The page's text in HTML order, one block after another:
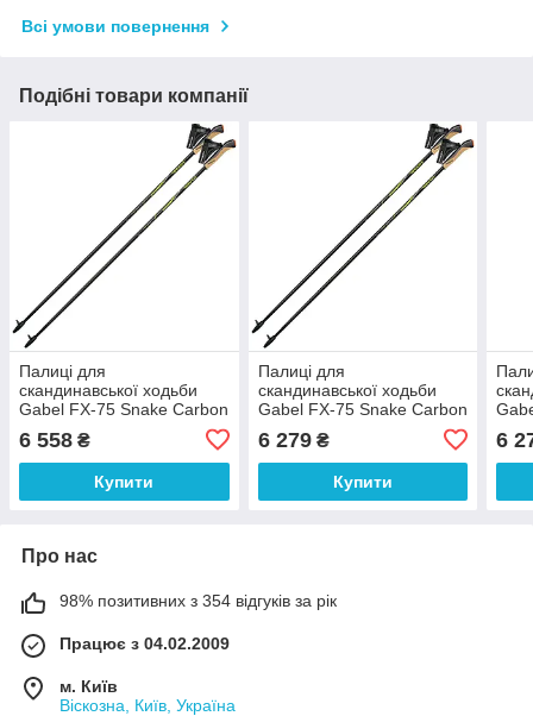
Всі умови повернення
Подібні товари компанії
Палиці для
скандинавської ходьби
Gabel FX-75 Snake Carbon
(7009351011050)
6 558 ₴
Купити
Палиці для
скандинавської ходьби
Gabel FX-75 Snake Carbon
(7009351011200)
6 279₴
Купити
6
Про нас
98% позитивних з 354 відгуків за рік
Працює з 04.02.2009
м. Київ
Віскозна, Київ, Україна